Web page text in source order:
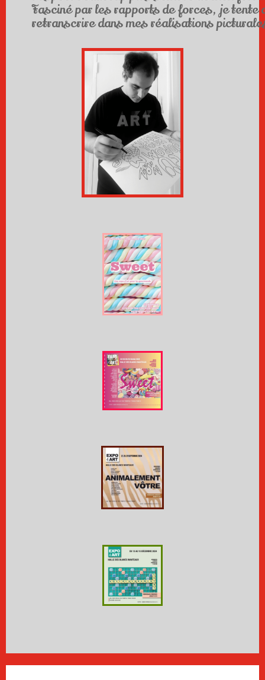
Fasciné par les rapports de forces, je tente
retranscrire dans mes réalisations